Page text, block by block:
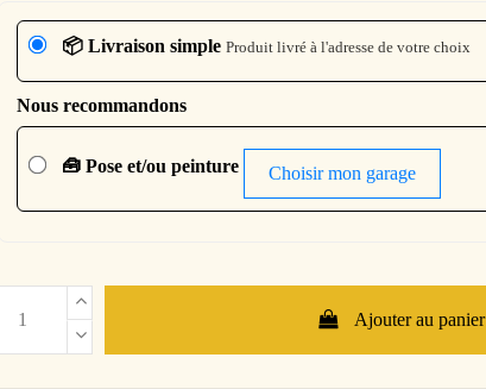
📦 Livraison simple Produit livré à l'adresse de votre choix
Nous recommandons
🧰 Pose et/ou peinture Choisir mon garage
Ajouter au panier